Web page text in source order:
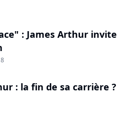
: James Arthur invite
: la fin de sa carrière ?